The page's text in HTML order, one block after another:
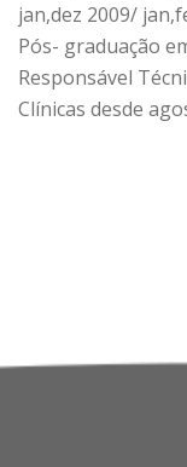
jan,dez 2009/
Pós- graduação
Responsável
Clínicas desde